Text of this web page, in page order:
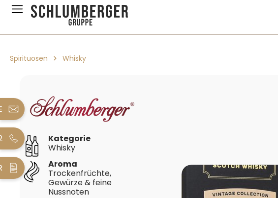
Zur Hauptnavigation springen
Spirituosen Whisky
Kategorie
Whisky
Aroma
Trockenfrüchte,
Gewürze & feine
Nussnoten